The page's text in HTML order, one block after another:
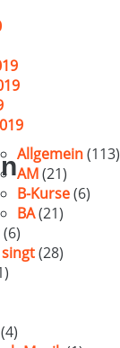
Allgemein(113)
AM(21)
B-Kurse(6)
BA(21)
(6)
(28)
(4)